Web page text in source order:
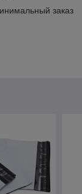
заказ